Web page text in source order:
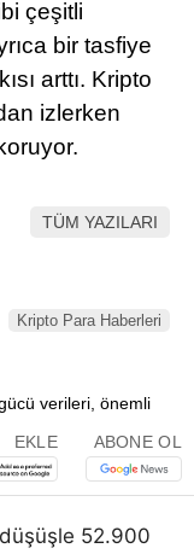
Telegram
çeşitli
bir tasfiye
arttı. Kripto
izlerken
TÜM YAZILARI
Kripto Para Haberleri
EKLE ABONE OL
52.900